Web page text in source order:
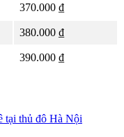
370.000 ₫
380.000 ₫
390.000 ₫